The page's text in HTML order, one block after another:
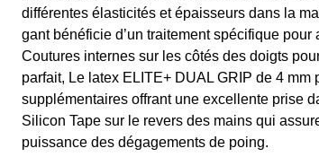
différentes élasticités et épaisseurs dans la
gant bénéficie d’un traitement spécifique
Coutures internes sur les côtés des doigts
parfait, Le latex ELITE+ DUAL GRIP de 4
supplémentaires offrant une excellente prise
Silicon Tape sur le revers des mains qui
puissance des dégagements de poing.